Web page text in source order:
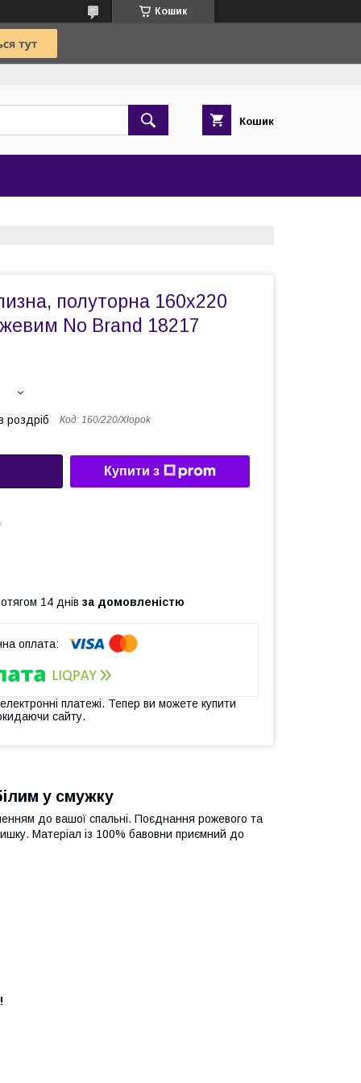
Кошик
Кошик
полуторна 160х220
No Brand 18217
роздріб Код: 160/220/Xlopok
Купити з
14 днів за домовленістю
платежі. Тепер ви можете купити
сайту.
у смужку
до вашої спальні. Поєднання рожевого та
Матеріал із 100% бавовни приємний до